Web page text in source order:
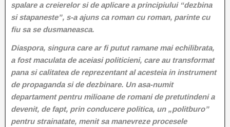
spalare a creierelor si de aplicare a principiului “dezbina
si stapaneste”, s-a ajuns ca roman cu roman, parinte cu
fiu sa se dusmaneasca.
Diaspora, singura care ar fi putut ramane mai echilibrata,
a fost maculata de aceiasi politicieni, care au transformat
pana si calitatea de reprezentant al acesteia in instrument
de propaganda si de dezbinare. Un asa-numit
departament pentru milioane de romani de pretutindeni a
devenit, de fapt, prin conducere politica, un „politburo”
pentru strainatate, menit sa manevreze procesele